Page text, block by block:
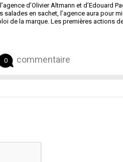
d’Olivier Altmann et d’Edouard
en sachet, l’agence aura pour
de la marque. Les premières actions
0 commentaire